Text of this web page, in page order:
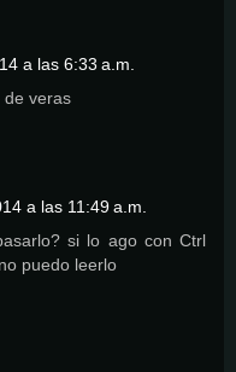
a las 6:33 a.m.
de veras
a las 11:49 a.m.
si lo ago con Ctrl
puedo leerlo